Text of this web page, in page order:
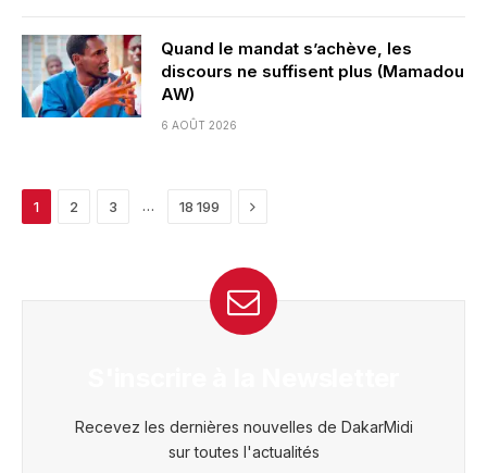
Quand le mandat s’achève, les
discours ne suffisent plus (Mamadou
AW)
6 AOÛT 2026
1 2 3 … 18 199 Next
Recevez les dernières nouvelles de DakarMidi
sur toutes l'actualités